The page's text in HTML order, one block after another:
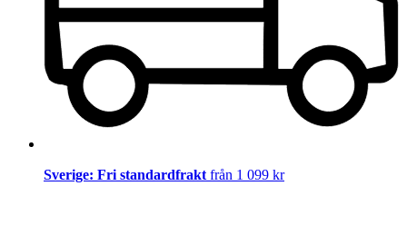
Sverige: Fri standardfrakt från 1 099 kr